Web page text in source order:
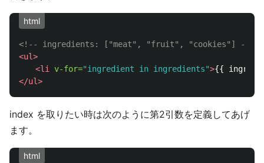
html
<!-- ingredients: ["meat", "fruit", "cookies"] -->
<ul>
<li
v-for="ingredient in ingredients">{{
</ul>
index を取りたい時は次のように第2引数を定義してあげ
ます。
html